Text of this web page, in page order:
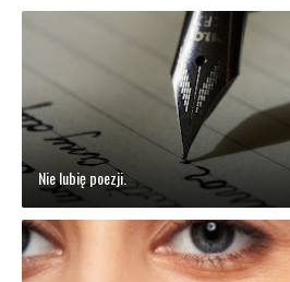
Nie lubię poezji.